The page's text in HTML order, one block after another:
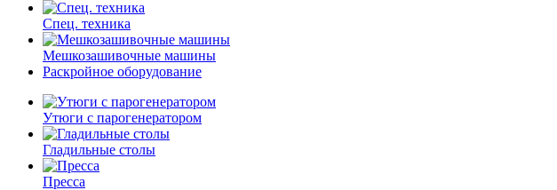
Спец. техника
Мешкозашивочные машины
Раскройное оборудование
Утюги с парогенератором
Гладильные столы
Пресса